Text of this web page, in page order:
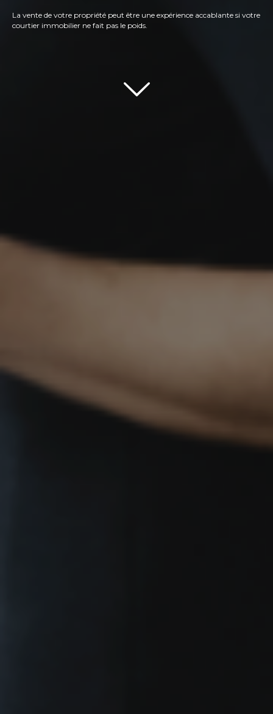
La vente de votre propriété peut être une expérience accablante si votre
courtier immobilier ne fait pas le poids.